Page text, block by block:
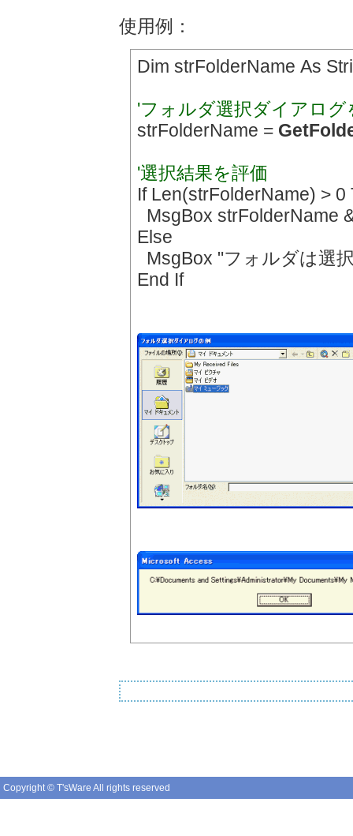
使用例：
Dim strFolderName As
'フォルダ選択ダイアログ
strFolderName =
'選択結果を評価
If Len(strFolderName) > 0
MsgBox strFolderName
Else
MsgBox "フォルダは選
End If
Copyright © T'sWare All rights reserved